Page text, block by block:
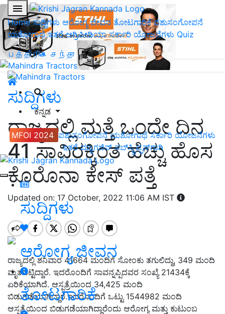
Home ಸುದ್ದಿಗಳು ಆರೋಗ್ಯ ಜೀವನ ತೋಟಗಾರಿಕೆಪಶುಸಂಗೋಪನೆ
ಯಶೋಗಾಥೆ ಇತರೆ ಅಗ್ರಿಪೀಡಿಯಾ ಸರ್ಕಾರಿ ಯೋಜನೆಗಳು Quiz
பத்திரிகை சந்தா
ಕನ್ನಡ
MFOI 2024 ಪಶುಸಂಗೋಪನೆ ಯಶೋಗಾಥೆ ಸರ್ಕಾರಿ ಯೋಜನೆಗಳು
ಇತರೆ ಮ್ಯಾಗಜಿನ್‌ ಸಬ್‌ಸ್ಕ್ರಿಪ್ಷನ್‌ಗಾಗಿ
ಸುದ್ದಿಗಳು
ಆರೋಗ್ಯ ಜೀವನ
ತೋಟಗಾರಿಕೆ
ಸುದ್ದಿಗಳು
ರಾಜ್ಯದಲ್ಲಿ ಮತ್ತೆ ಒಂದೇ ದಿನ
41 ಸಾವಿರಕ್ಕಿಂತ ಹೆಚ್ಚು ಹೊಸ
ಕೊರೊನಾ ಕೇಸ್‌ ಪತ್ತೆ
Updated on: 17 October, 2022 11:06 AM IST
ರಾಜ್ಯದಲ್ಲಿ ಶನಿವಾರ 41664 ಮಂದಿಗೆ ಸೋಂಕು ತಗುಲಿದ್ದು, 349 ಮಂದಿ
ಮೃತಪಟ್ಟಿದ್ದಾರೆ. ಇದರೊಂದಿಗೆ ಸಾವನ್ನಪ್ಪಿದವರ ಸಂಖ್ಯೆ 21434ಕ್ಕೆ
ಏರಿಕೆಯಾಗಿದೆ. ಆಸ್ಪತ್ರೆಯಿಂದ 34,425 ಮಂದಿ
ಬಿಡುಗಡೆಯಾಗಿದ್ದಾರೆ.ಇದರೊಂದಿಗೆ ಒಟ್ಟು 1544982 ಮಂದಿ
ಆಸ್ಪತ್ರೆಯಿಂದ ಬಿಡುಗಡೆಯಾಗಿದ್ದಾರೆಂದು ಆರೋಗ್ಯ ಮತ್ತು ಕುಟುಂಬ